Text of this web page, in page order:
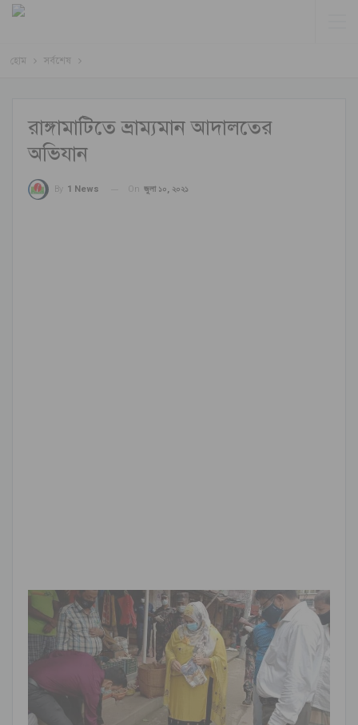
হোম সর্বশেষ
রাঙ্গামাটিতে ভ্রাম্যমান আদালতের
অভিযান
By 1 News On জুলা ১০, ২০২১